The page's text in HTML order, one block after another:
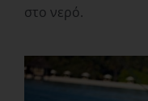
στο νερό.